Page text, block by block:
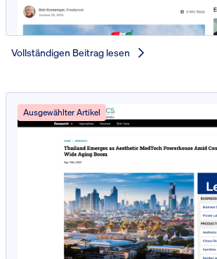
Vollständigen Beitrag lesen
Ausgewählter Artikel